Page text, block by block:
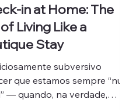
in at Home: The
Living Like a
Stay
que estamos sempre “num
— quando, na verdade,